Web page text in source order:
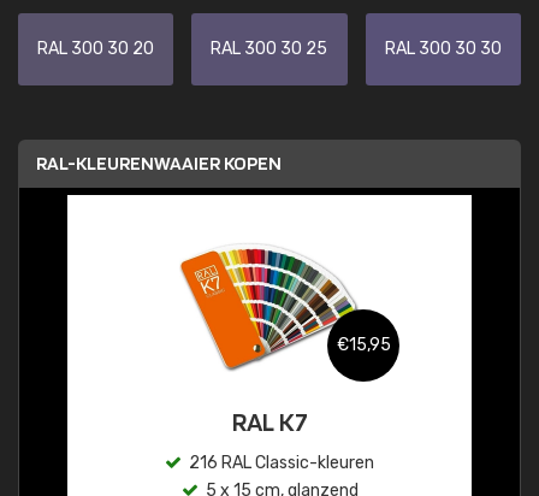
RAL 300 30 20 RAL 300 30 25 RAL 300 30 30
RAL-KLEURENWAAIER KOPEN
€15,95
RAL K7
216 RAL Classic-kleuren
5 x 15 cm, glanzend